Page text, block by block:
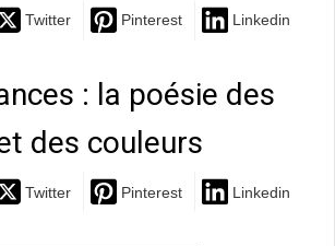
Twitter Pinterest Linkedin
: la poésie des
des couleurs
Twitter Pinterest Linkedin